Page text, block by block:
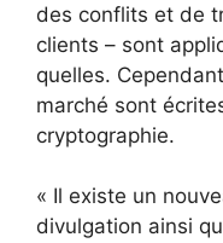
des conflits et de
clients – sont
quelles.
marché sont
cryptographie.
« Il existe un
divulgation ainsi